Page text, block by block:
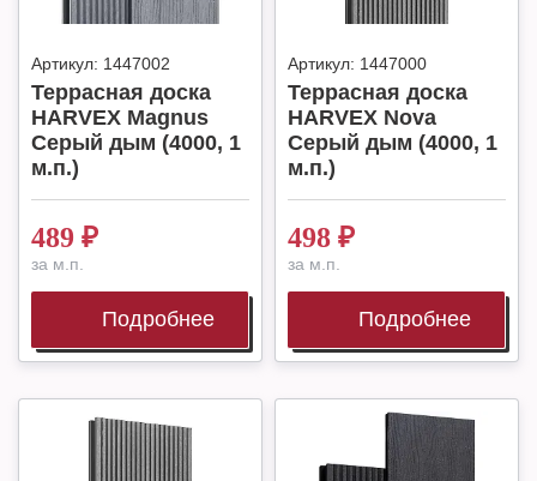
Артикул: 1447002
Террасная доска
HARVEX Magnus
Серый дым (4000, 1
м.п.)
489 ₽
за м.п.
Подробнее
Артикул: 1447000
Террасная доска
HARVEX Nova
Серый дым (4000, 1
м.п.)
498 ₽
за м.п.
Подробнее